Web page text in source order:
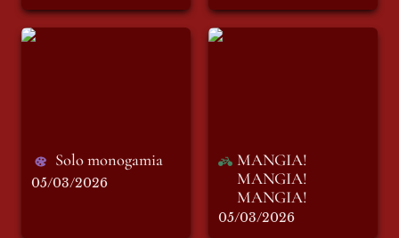
Solo monogamia
Solo monogamia
05/03/2026
MANGIA!
MANGIA!
MANGIA!
MANGIA!
05/03/2026